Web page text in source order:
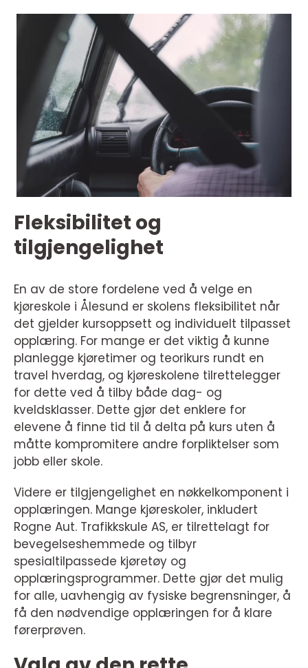
Fleksibilitet og
tilgjengelighet
En av de store fordelene ved å velge en
kjøreskole i Ålesund er skolens fleksibilitet når
det gjelder kursoppsett og individuelt tilpasset
opplæring. For mange er det viktig å kunne
planlegge kjøretimer og teorikurs rundt en
travel hverdag, og kjøreskolene tilrettelegger
for dette ved å tilby både dag- og
kveldsklasser. Dette gjør det enklere for
elevene å finne tid til å delta på kurs uten å
måtte kompromitere andre forpliktelser som
jobb eller skole.
Videre er tilgjengelighet en nøkkelkomponent i
opplæringen. Mange kjøreskoler, inkludert
Rogne Aut. Trafikkskule AS, er tilrettelagt for
bevegelseshemmede og tilbyr
spesialtilpassede kjøretøy og
opplæringsprogrammer. Dette gjør det mulig
for alle, uavhengig av fysiske begrensninger, å
få den nødvendige opplæringen for å klare
førerprøven.